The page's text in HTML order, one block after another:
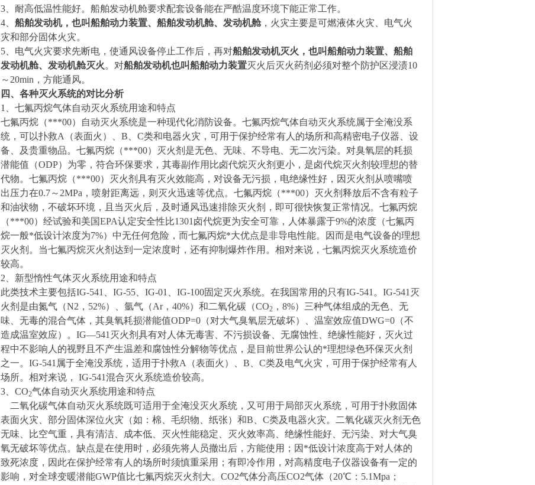
3 、耐高低温性能好。船舶发动机舱要求配套设备能在严酷温度环境下能正常工作。
4
船舶发动机，也叫船舶动力装置、船舶发动机舱、发动机舱，火灾主要是可燃液体火灾、电气火
灾和部分固体火灾。
5 、电气火灾要求先断电，使通风设备停止工作后，再对船舶发动机灭火，也叫船舶动力装置、船舶
发动机舱、发动机舱灭火。对船舶发动机也叫船舶动力装置灭火后灭火药剂必须对整个防护区浸渍10
～20min，方能通风。
四、各种灭火系统的对比分析
1
、七氟丙烷气体自动灭火系统用途和特点
七氟丙烷（***00）自动灭火系统是一种现代化消防设备。七氟丙烷气体自动灭火系统属于全淹没系
统，可以扑救A（表面火）、B、C类和电器火灾，可用于保护经常有人的场所和高精密电子仪器、设
备、及贵重物品。七氟丙烷（***00）灭火剂是无色、无味、不导电、无二次污染。对臭氧层的耗损
潜能值（ODP）为零，符合环保要求，其毒副作用比卤代烷灭火剂更小，是卤代烷灭火剂较理想的替
代物。七氟丙烷（***00）灭火剂具有灭火效能高，对设备无污损，电绝缘性好，因灭火剂从喷嘴喷
出压力在0.7～2MPa，喷射距离远，则灭火迅速等优点。七氟丙烷（***00）灭火剂释放后不含有粒子
和油状物，不破坏环境，且当灭火后，及时通风迅速排除灭火剂，即可很快恢复正常情况。七氟丙烷
（***00）经试验和美国EPA认定安全性比1301卤代烷更为安全可靠，人体暴露于9%的浓度（七氟丙
烷一般*低设计浓度为7%）中无任何危险，而七氟丙烷*大优点是非导电性能。因而是电气设备的理想
灭火剂。当七氟丙烷灭火剂达到一定浓度时，还有抑制爆炸作用。相对来说，七氟丙烷灭火系统造价
较高。
2 、新型惰性气体灭火系统用途和特点
此类技术主要包括IG-541、IG-55、IG-01、IG-100固定灭火系统。在我国常用的只有IG-541。IG-541灭
火剂是由氮气（N2，52%）、氩气（Ar，40%）和二氧化碳（CO2 ，8%）三种气体组成的无色、无
味、无毒的混合气体，其臭氧耗损潜能值ODP=0（对大气臭氧层无破坏）、温室效应值DWG=0（不
造成温室效应）。IG—541灭火剂具有对人体无毒害、不污损设备、无腐蚀性、绝缘性能好，灭火过
程中不影响人的视野且不产生温差和腐蚀性分解物等优点，是目前世界公认的*理想绿色环保灭火剂
之一。IG-541属于全淹没系统，适用于扑救A（表面火）、B、C类及电气火灾，可用于保护经常有人
场所。相对来说， IG-541混合灭火系统造价较高。
3 、CO2气体自动灭火系统用途和特点
二氧化碳气体自动灭火系统既可适用于全淹没灭火系统，又可用于局部灭火系统，可用于扑救固体
表面火灾、部分固体深位火灾（如：棉、毛织物、纸张）和B、C类及电器火灾。二氧化碳灭火剂无色
无味、比空气重，具有清洁、成本低、灭火性能稳定、灭火效率高、绝缘性能好、无污染、对大气臭
氧无破坏等优点。缺点是在使用时，必须先将人员撤出后，方能使用；因*低设计浓度高于对人体的
致死浓度，因此在保护经常有人的场所时须慎重采用；有即冷作用，对高精度电子仪器设备有一定的
影响，对全球变暖潜能GWP值比七氟丙烷灭火剂大。CO2气体分高压CO2气体（20℃：5.1Mpa；